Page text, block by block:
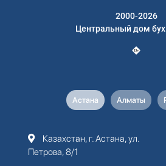
2000-2026
Центральный дом
Астана Алматы
Казахстан, г. Астана, ул.
Петрова, 8/1